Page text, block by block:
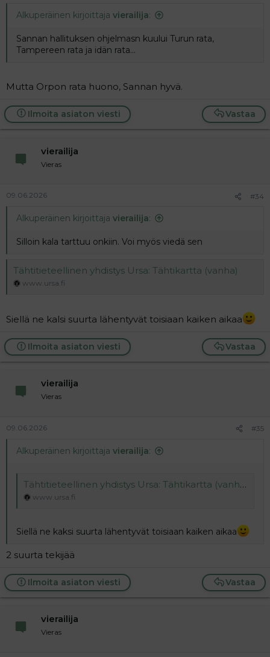
Alkuperäinen kirjoittaja vierailija:
Sannan hallituksen ohjelmasn kuului Turun rata,
Tampereen rata ja idän rata...
Mutta Orpon rata huono, Sannan hyvä.
Vastaa
Ilmoita asiaton viesti
vierailija
Vieras
09.06.2026 #34
Alkuperäinen kirjoittaja vierailija:
Silloin kala tarttuu onkiin. Voi myös viedä sen
Tähtitieteellinen yhdistys Ursa: Tähtikartta (vanha)
www.ursa.fi
Siellä ne kalsi suurta lähentyvät toisiaan kaiken aikaa
Vastaa
Ilmoita asiaton viesti
vierailija
Vieras
09.06.2026 #35
Alkuperäinen kirjoittaja vierailija:
Tähtitieteellinen yhdistys Ursa: Tähtikartta (vanha)
www.ursa.fi
Siellä ne kaksi suurta lähentyvät toisiaan kaiken aikaa
2 suurta tekijää
Vastaa
Ilmoita asiaton viesti
vierailija
Vieras